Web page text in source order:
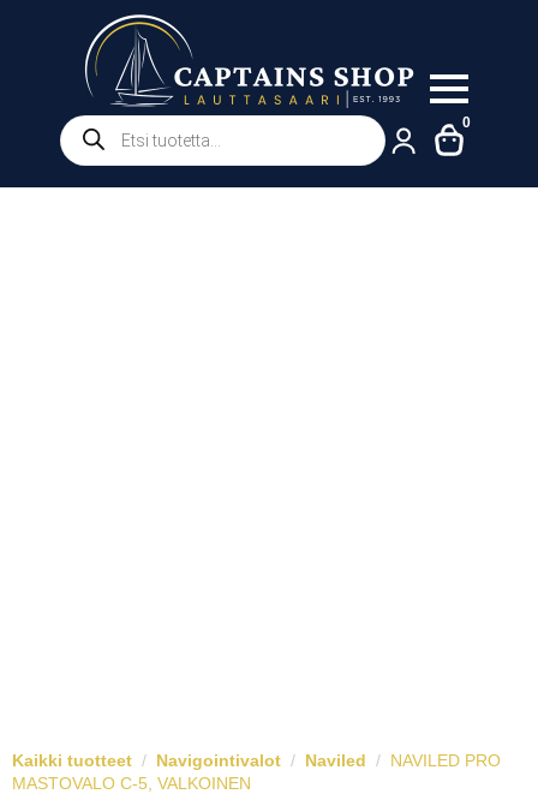
Products
search
0
Kaikki tuotteet Navigointivalot Naviled
NAVILED PRO
MASTOVALO C-5, VALKOINEN